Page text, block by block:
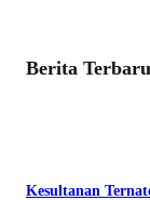
Berita Terbaru
Kesultanan